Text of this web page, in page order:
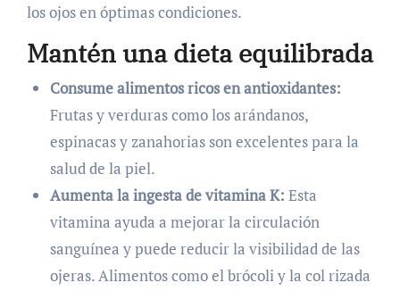
los ojos en óptimas condiciones.
Mantén una dieta equilibrada
Consume alimentos ricos en antioxidantes:
Frutas y verduras como los arándanos,
espinacas y zanahorias son excelentes para la
salud de la piel.
Aumenta la ingesta de vitamina K: Esta
vitamina ayuda a mejorar la circulación
sanguínea y puede reducir la visibilidad de las
ojeras. Alimentos como el brócoli y la col rizada